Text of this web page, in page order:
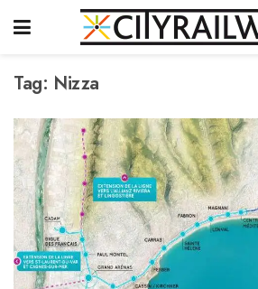
Tag: Nizza